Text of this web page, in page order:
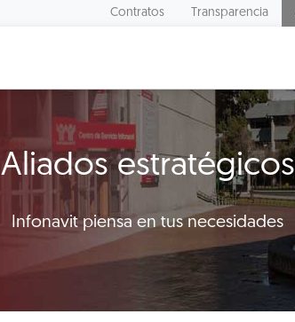
Contratos Transparencia
Aliados estratégicos
Infonavit piensa en tus necesidades